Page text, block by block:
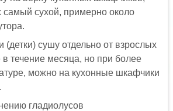
самый сухой, примерно около
(детки) сушу отдельно от взрослых
в течение месяца, но при более
можно на кухонные шкафчики
гладиолусов